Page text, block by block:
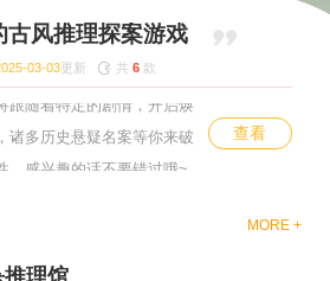
古风推理探案游戏
03-03更新 共 6 款
为大家盘点了多款趣味耐玩
这类游戏带玩家进入到一个
跟随着特定的剧情，开启焕
诸多历史悬疑名案等你来破
，感兴趣的话不要错过哦~
查看
MORE +
推理馆